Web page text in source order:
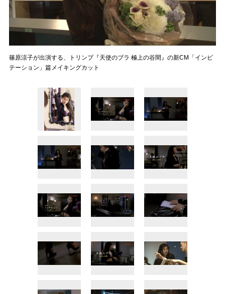
篠原涼子が出演する、トリンプ『天使のブラ 極上の谷間』の新CM「インビ
テーション」篇メイキングカット